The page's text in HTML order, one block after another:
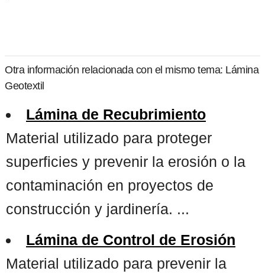
Otra información relacionada con el mismo tema: Lámina
Geotextil
Lámina de Recubrimiento
Material utilizado para proteger
superficies y prevenir la erosión o la
contaminación en proyectos de
construcción y jardinería. ...
Lámina de Control de Erosión
Material utilizado para prevenir la